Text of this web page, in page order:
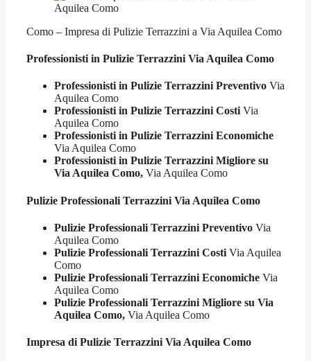
Como – Impresa di Pulizie Terrazzini a Via Aquilea Como
Professionisti in Pulizie Terrazzini Via Aquilea Como
Professionisti in Pulizie Terrazzini Preventivo Via
Aquilea Como
Professionisti in Pulizie Terrazzini Costi Via
Aquilea Como
Professionisti in Pulizie Terrazzini Economiche
Via Aquilea Como
Professionisti in Pulizie Terrazzini Migliore su
Via Aquilea Como, Via Aquilea Como
Pulizie Professionali Terrazzini Via Aquilea Como
Pulizie Professionali Terrazzini Preventivo Via
Aquilea Como
Pulizie Professionali Terrazzini Costi Via Aquilea
Como
Pulizie Professionali Terrazzini Economiche Via
Aquilea Como
Pulizie Professionali Terrazzini Migliore su Via
Aquilea Como, Via Aquilea Como
Impresa di Pulizie Terrazzini Via Aquilea Como